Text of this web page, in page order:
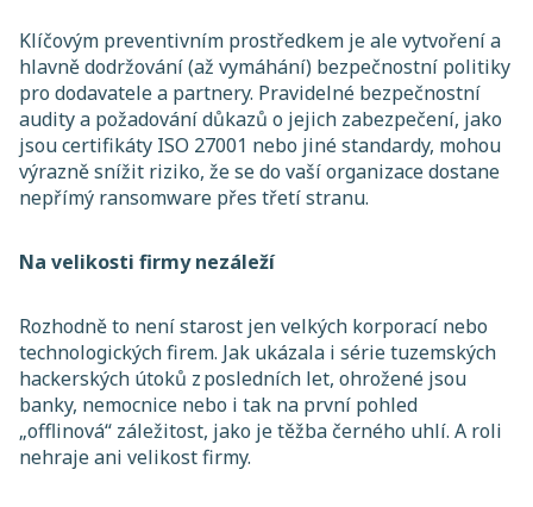
Klíčovým preventivním prostředkem je ale vytvoření a
hlavně dodržování (až vymáhání) bezpečnostní politiky
pro dodavatele a partnery. Pravidelné bezpečnostní
audity a požadování důkazů o jejich zabezpečení, jako
jsou certifikáty ISO 27001 nebo jiné standardy, mohou
výrazně snížit riziko, že se do vaší organizace dostane
nepřímý ransomware přes třetí stranu.
Na velikosti firmy nezáleží
Rozhodně to není starost jen velkých korporací nebo
technologických firem. Jak ukázala i série tuzemských
hackerských útoků z posledních let, ohrožené jsou
banky, nemocnice nebo i tak na první pohled
„offlinová“ záležitost, jako je těžba černého uhlí. A roli
nehraje ani velikost firmy.